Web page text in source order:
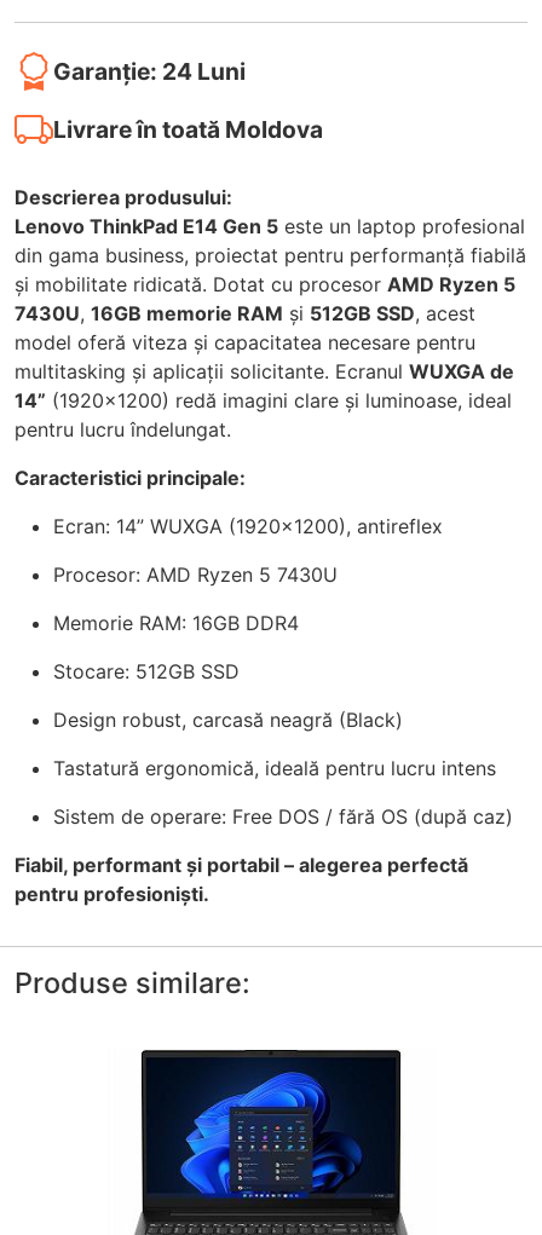
Garanție: 24 Luni
Livrare în toată Moldova
Descrierea produsului:
Lenovo ThinkPad E14 Gen 5 este un laptop profesional
din gama business, proiectat pentru performanță fiabilă
și mobilitate ridicată. Dotat cu procesor AMD Ryzen 5
7430U, 16GB memorie RAM și 512GB SSD, acest
model oferă viteza și capacitatea necesare pentru
multitasking și aplicații solicitante. Ecranul WUXGA de
14” (1920x1200) redă imagini clare și luminoase, ideal
pentru lucru îndelungat.
Caracteristici principale:
Ecran: 14” WUXGA (1920x1200), antireflex
Procesor: AMD Ryzen 5 7430U
Memorie RAM: 16GB DDR4
Stocare: 512GB SSD
Design robust, carcasă neagră (Black)
Tastatură ergonomică, ideală pentru lucru intens
Sistem de operare: Free DOS / fără OS (după caz)
Fiabil, performant și portabil – alegerea perfectă
pentru profesioniști.
Produse similare: